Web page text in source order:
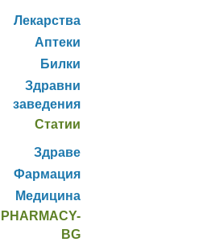
Лекарства
Аптеки
Билки
Здравни
заведения
Статии
Здраве
Фармация
Медицина
PHARMACY-
BG